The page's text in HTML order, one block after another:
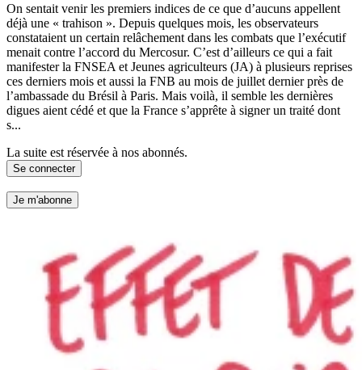
On sentait venir les premiers indices de ce que d’aucuns appellent
déjà une « trahison ». Depuis quelques mois, les observateurs
constataient un certain relâchement dans les combats que l’exécutif
menait contre l’accord du Mercosur. C’est d’ailleurs ce qui a fait
manifester la FNSEA et Jeunes agriculteurs (JA) à plusieurs reprises
ces derniers mois et aussi la FNB au mois de juillet dernier près de
l’ambassade du Brésil à Paris. Mais voilà, il semble les dernières
digues aient cédé et que la France s’apprête à signer un traité dont
s...
La suite est réservée à nos abonnés.
Se connecter
Je m'abonne